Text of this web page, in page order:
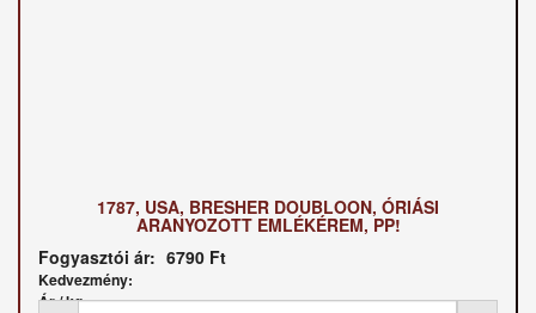
1787, USA, BRESHER DOUBLOON, ÓRIÁSI
ARANYOZOTT EMLÉKÉREM, PP!
Fogyasztói ár: 6790 Ft
Kedvezmény:
Ár / kg: